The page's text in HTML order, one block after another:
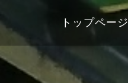
トップページ